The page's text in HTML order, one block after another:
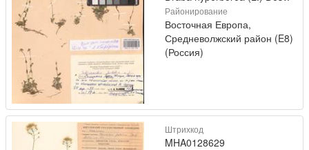
Районирование
Восточная Европа,
Средневолжский район (E8)
(Россия)
Штрихкод
MHA0128629